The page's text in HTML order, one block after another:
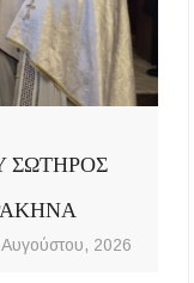
ΣΩΤΗΡΟΣ
2026